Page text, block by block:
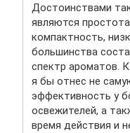
Достоинствами
являются
компактность,
большинства
спектр ароматов.
я бы отнес не
эффективность у
освежителей, а
время действия и